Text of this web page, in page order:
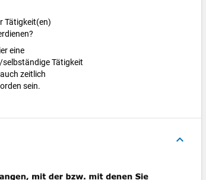
Tätigkeit(en)
eine
Tätigkeit
zeitlich
sein.
keyboard_arrow_up